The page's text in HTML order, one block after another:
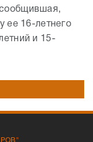
ее 16-летнего
и 15-